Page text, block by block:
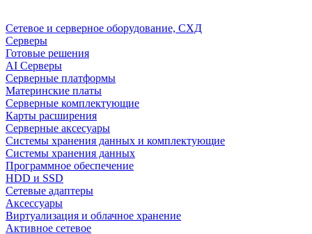
Сетевое и серверное оборудование, СХД
Cерверы
Готовые решения
AI Серверы
Серверные платформы
Материнские платы
Серверные комплектующие
Карты расширения
Серверные аксесуары
Системы хранения данных и комплектующие
Системы хранения данных
Программное обеспечение
HDD и SSD
Сетевые адаптеры
Аксессуары
Виртуализация и облачное хранение
Активное сетевое